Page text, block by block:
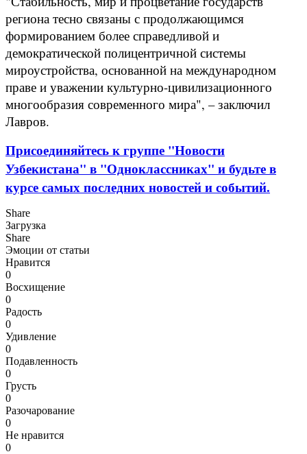
региона тесно связаны с продолжающимся
формированием более справедливой и
демократической полицентричной системы
мироустройства, основанной на международном
праве и уважении культурно-цивилизационного
многообразия современного мира", – заключил
Лавров.
Присоединяйтесь к группе "Новости
Узбекистана" в "Одноклассниках" и будьте в
курсе самых последних новостей и событий.
Share
Загрузка
Share
Эмоции от статьи
Нравится
0
Восхищение
0
Радость
0
Удивление
0
Подавленность
0
Грусть
0
Разочарование
0
Не нравится
0